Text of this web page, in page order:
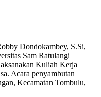
Dondokambey, S.Si,
Sam Ratulangi
Kuliah Kerja
Acara penyambutan
Kecamatan Tombulu,